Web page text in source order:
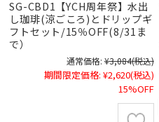
SG-CBD1【YCH周年祭】水出
し珈琲(涼ごころ)とドリップギ
フトセット/15％OFF(8/31ま
で）
通常価格: ¥3,084(税込)
期間限定価格: ¥2,620(税込)
15%OFF